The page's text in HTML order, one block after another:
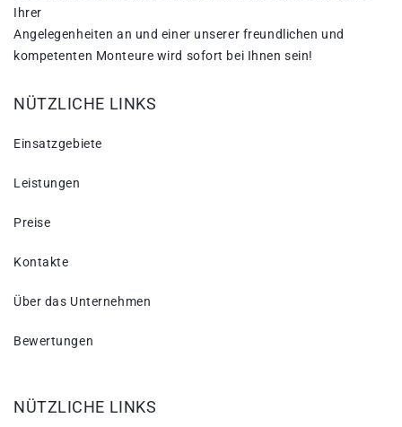
Ihrer
Angelegenheiten an und einer unserer freundlichen und
kompetenten Monteure wird sofort bei Ihnen sein!
NÜTZLICHE LINKS
Einsatzgebiete
Leistungen
Preise
Kontakte
Über das Unternehmen
Bewertungen
NÜTZLICHE LINKS